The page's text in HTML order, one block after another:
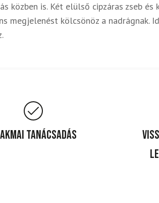
közben is. Két elülső cipzáras zseb és
megjelenést kölcsönöz a nadrágnak.
tanácsadás